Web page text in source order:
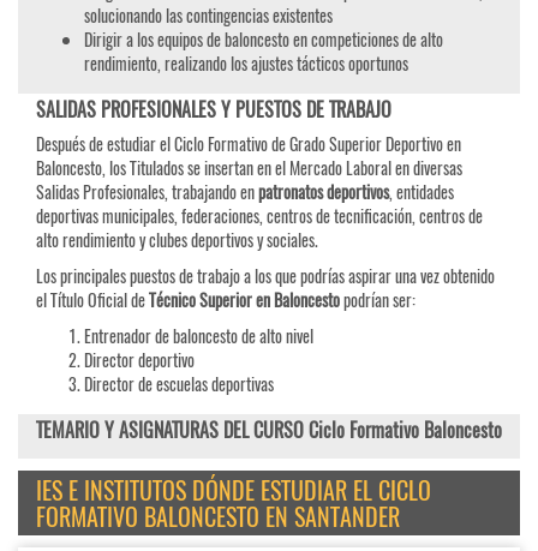
solucionando las contingencias existentes
Dirigir a los equipos de baloncesto en competiciones de alto
rendimiento, realizando los ajustes tácticos oportunos
SALIDAS PROFESIONALES Y PUESTOS DE TRABAJO
Después de estudiar el Ciclo Formativo de Grado Superior Deportivo en
Baloncesto, los Titulados se insertan en el Mercado Laboral en diversas
Salidas Profesionales, trabajando enpatronatos deportivos, entidades
deportivas municipales, federaciones, centros de tecnificación, centros de
alto rendimiento y clubes deportivos y sociales.
Los principales puestos de trabajo a los que podrías aspirar una vez obtenido
el Título Oficial deTécnico Superior en Baloncestopodrían ser:
Entrenador de baloncesto de alto nivel
Director deportivo
Director de escuelas deportivas
TEMARIO Y ASIGNATURAS DEL CURSO Ciclo Formativo Baloncesto
IES E INSTITUTOS DÓNDE ESTUDIAR EL CICLO
FORMATIVO BALONCESTO EN SANTANDER